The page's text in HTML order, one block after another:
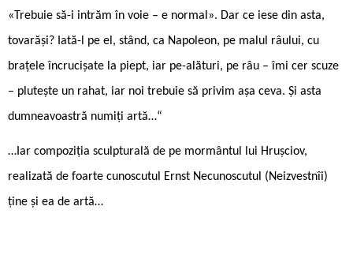
«Trebuie să-i intrăm în voie – e normal». Dar ce iese din asta,
tovarăși? Iată-l pe el, stând, ca Napoleon, pe malul râului, cu
brațele încrucișate la piept, iar pe-alături, pe râu – îmi cer scuze
– plutește un rahat, iar noi trebuie să privim așa ceva. Și asta
dumneavoastră numiți artă…“
…Iar compoziția sculpturală de pe mormântul lui Hrușciov,
realizată de foarte cunoscutul Ernst Necunoscutul (Neizvestnîi)
ține și ea de artă…